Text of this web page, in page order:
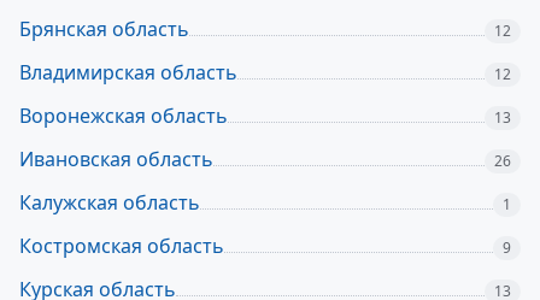
Брянская область 12
Владимирская область 12
Воронежская область 13
Ивановская область 26
Калужская область 1
Костромская область 9
Курская область 13